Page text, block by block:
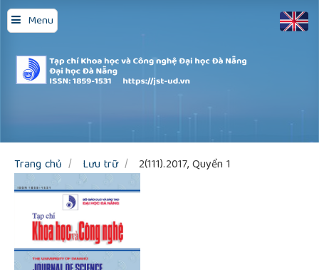
Menu
Quick
jump
to
page
content
Main
Sidebar
Trang chủ Lưu trữ 2(111).2017, Quyển 1